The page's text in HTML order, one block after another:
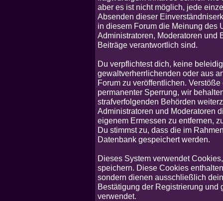
aber es ist nicht möglich, jede
Absenden dieser
in diesem Forum die Meinung des
Administratoren, Moderatoren und
Beiträge verantwortlich sind.
Du verpflichtest dich, keine
gewaltverherrlichenden oder aus
Forum zu veröffentlichen.
permanenter Sperrung, wir
strafverfolgenden Behörden
Administratoren und Moderatoren
eigenem Ermessen zu entfernen,
Du stimmst zu, dass die im
Datenbank gespeichert werden.
Dieses System verwendet
speichern. Diese Cookies
sondern dienen ausschließlich
Bestätigung der Registrierung und
verwendet.